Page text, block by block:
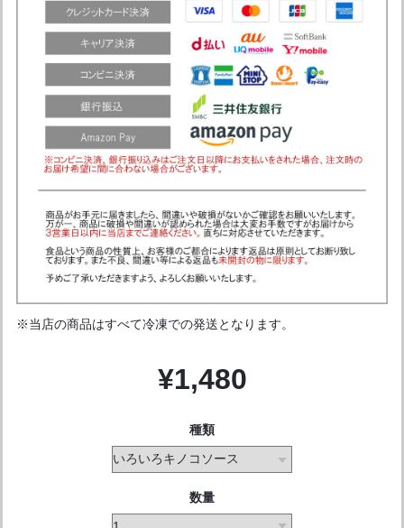
※当店の商品はすべて冷凍での発送となります。
¥1,480
種類
数量